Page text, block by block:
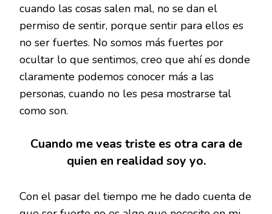
cuando las cosas salen mal, no se dan el
permiso de sentir, porque sentir para ellos es
no ser fuertes. No somos más fuertes por
ocultar lo que sentimos, creo que ahí es donde
claramente podemos conocer más a las
personas, cuando no les pesa mostrarse tal
como son.
Cuando me veas triste es otra cara de
quien en realidad soy yo.
Con el pasar del tiempo me he dado cuenta de